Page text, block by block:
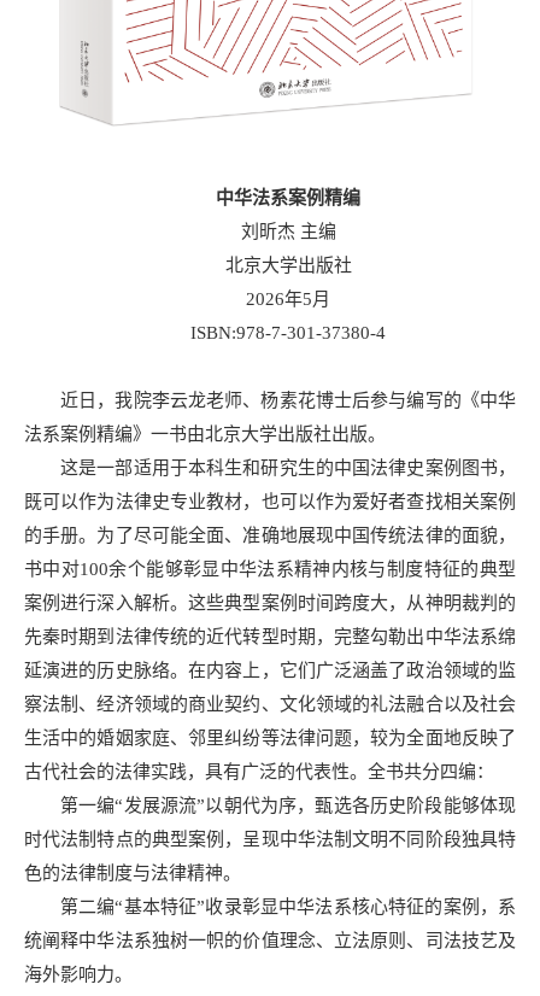
中华法系案例精编
刘昕杰 主编
北京大学出版社
2026年5月
ISBN:978-7-301-37380-4
近日，我院李云龙老师、杨素花博士后参与编写的《中华
法系案例精编》一书由北京大学出版社出版。
这是一部适用于本科生和研究生的中国法律史案例图书，
既可以作为法律史专业教材，也可以作为爱好者查找相关案例
的手册。为了尽可能全面、准确地展现中国传统法律的面貌，
书中对100余个能够彰显中华法系精神内核与制度特征的典型
案例进行深入解析。这些典型案例时间跨度大，从神明裁判的
先秦时期到法律传统的近代转型时期，完整勾勒出中华法系绵
延演进的历史脉络。在内容上，它们广泛涵盖了政治领域的监
察法制、经济领域的商业契约、文化领域的礼法融合以及社会
生活中的婚姻家庭、邻里纠纷等法律问题，较为全面地反映了
古代社会的法律实践，具有广泛的代表性。全书共分四编：
第一编“发展源流”以朝代为序，甄选各历史阶段能够体现
时代法制特点的典型案例，呈现中华法制文明不同阶段独具特
色的法律制度与法律精神。
第二编“基本特征”收录彰显中华法系核心特征的案例，系
统阐释中华法系独树一帜的价值理念、立法原则、司法技艺及
海外影响力。